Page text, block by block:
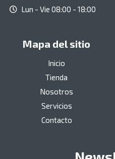
Lun - Vie 08:00 - 18:00
Mapa del sitio
Inicio
Tienda
Nosotros
Servicios
Contacto